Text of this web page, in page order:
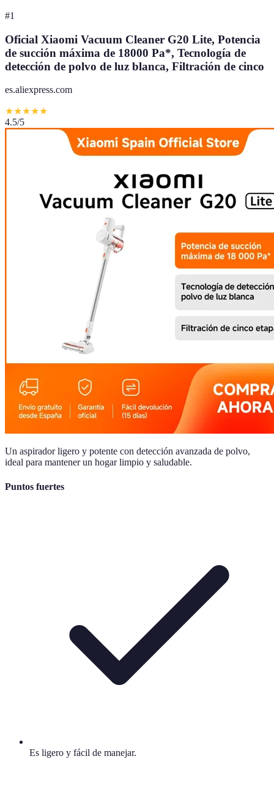
#1
Oficial Xiaomi Vacuum Cleaner G20 Lite, Potencia
de succión máxima de 18000 Pa*, Tecnología de
detección de polvo de luz blanca, Filtración de cinco
es.aliexpress.com
★★★★★
4.5/5
Un aspirador ligero y potente con detección avanzada de polvo,
ideal para mantener un hogar limpio y saludable.
Puntos fuertes
Es ligero y fácil de manejar.